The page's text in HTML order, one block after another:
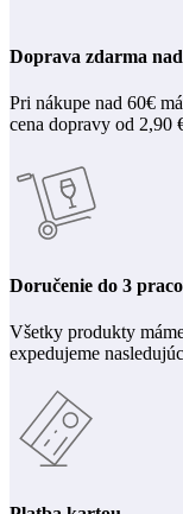
Doprava zdarma
Pri nákupe nad 60€
cena dopravy od 2,90
Doručenie do 3
Všetky produkty
expedujeme